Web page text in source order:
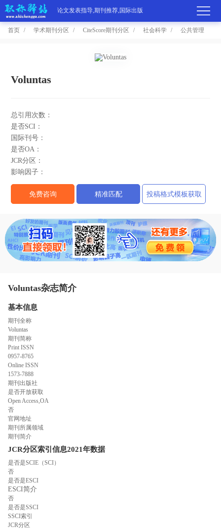
论文发表指导,期刊推荐,国际出版
态
范
于
首页 学术期刊分区 CiteScore期刊分区 社会科学 公共管理
Voluntas
总引用次数：
是否SCI：
国际刊号：
是否OA：
JCR分区：
影响因子：
免费咨询 精准匹配 投稿格式模板获取
Voluntas杂志简介
基本信息
期刊全称
Voluntas
期刊简称
Print ISSN
0957-8765
Online ISSN
1573-7888
期刊出版社
是否开放获取
Open Access,OA
否
官网地址
期刊所属领域
期刊简介
JCR分区索引信息2021年数据
是否是SCIE（SCI）
否
是否是ESCI
ESCI简介
否
是否是SSCI
SSCI索引
JCR分区